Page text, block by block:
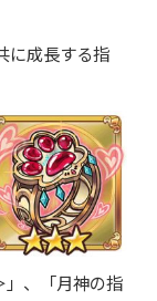
に成長する指
、「月神の指